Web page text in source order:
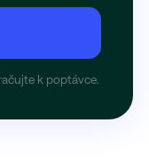
k poptávce.